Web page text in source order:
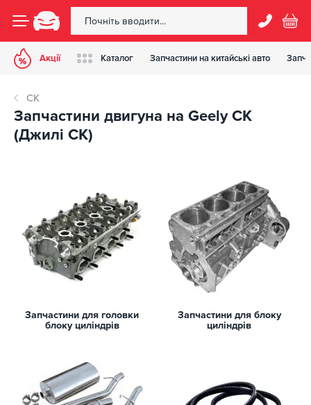
Акції Каталог Запчастини на китайські авто
CK
Запчастини двигуна на Geely CK
(Джилі СК)
Запчастини для головки
блоку циліндрів
Запчастини для блоку
циліндрів